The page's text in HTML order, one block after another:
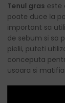
Tenul gras este
poate duce la
important sa
de sebum si sa
pielii, puteti
conceputa
usoara si